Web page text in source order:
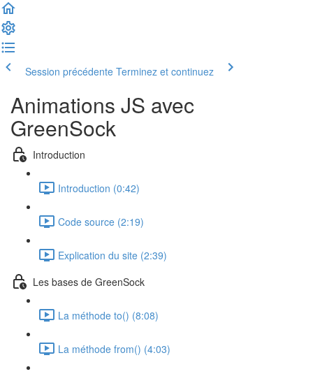
Session précédente Terminez et continuez
Animations JS avec
GreenSock
Introduction
Introduction (0:42)
Code source (2:19)
Explication du site (2:39)
Les bases de GreenSock
La méthode to() (8:08)
La méthode from() (4:03)